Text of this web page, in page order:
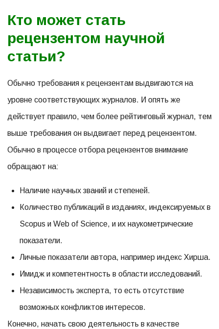
Кто может стать
рецензентом научной
статьи?
Обычно требования к рецензентам выдвигаются на
уровне соответствующих журналов. И опять же
действует правило, чем более рейтинговый журнал, тем
выше требования он выдвигает перед рецензентом.
Обычно в процессе отбора рецензентов внимание
обращают на:
Наличие научных званий и степеней.
Количество публикаций в изданиях, индексируемых в
Scopus и Web of Science, и их наукометрические
показатели.
Личные показатели автора, например индекс Хирша.
Имидж и компетентность в области исследований.
Независимость эксперта, то есть отсутствие
возможных конфликтов интересов.
Конечно, начать свою деятельность в качестве